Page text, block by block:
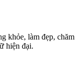
khỏe, làm đẹp, chăm
hiện đại.